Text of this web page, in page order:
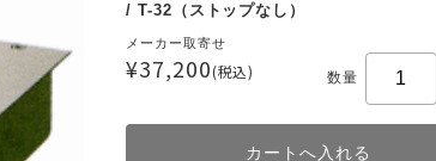
/ T-32（ストップなし）
メーカー取寄せ
¥37,200(税込) 数量